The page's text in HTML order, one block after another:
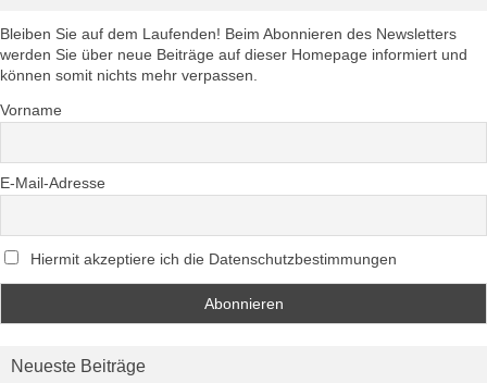
Bleiben Sie auf dem Laufenden! Beim Abonnieren des Newsletters
werden Sie über neue Beiträge auf dieser Homepage informiert und
können somit nichts mehr verpassen.
Vorname
E-Mail-Adresse
Hiermit akzeptiere ich die Datenschutzbestimmungen
Neueste Beiträge